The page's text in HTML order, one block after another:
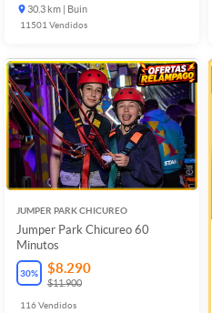
30.3 km | Buin
11501 Vendidos
JUMPER PARK CHICUREO
Jumper Park Chicureo 60
Minutos
30% $8.290
$11.900
116Vendidos